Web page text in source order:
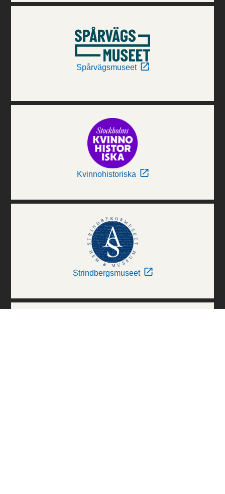
Spårvägsmuseet
Kvinnohistoriska
Strindbergsmuseet